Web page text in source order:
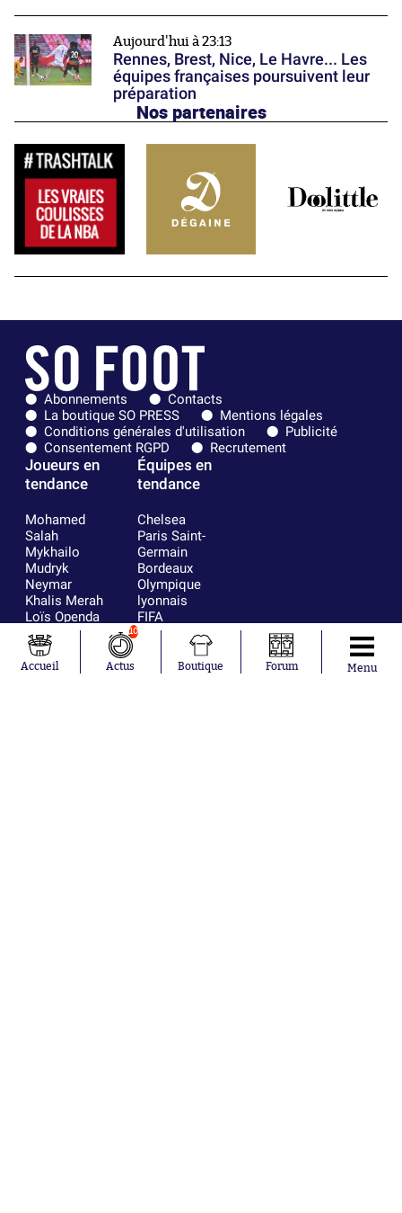
Aujourd'hui à 23:13
Rennes, Brest, Nice, Le Havre... Les
équipes françaises poursuivent leur
préparation
Nos partenaires
Abonnements
Contacts
La boutique SO PRESS
Mentions légales
Conditions générales d'utilisation
Publicité
Consentement RGPD
Recrutement
Joueurs en
tendance
Mohamed
Salah
Mykhailo
Mudryk
Neymar
Khalis Merah
Loïs Openda
Moussa
Niakhaté
Nicolás
Équipes en
tendance
Chelsea
Paris Saint-
Germain
Bordeaux
Olympique
lyonnais
FIFA
Real Madrid
RC Strasbourg
AC Milan
Accueil
10
Actus Boutique Forum Menu